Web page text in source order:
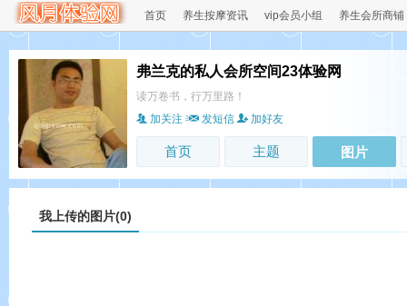
首页 养生按摩资讯 vip会员小组 养生会所商铺
弗兰克的私人会所空间23体验网
读万卷书，行万里路！
加关注
发短信 加好友
首页 主题 图片
我上传的图片(0)